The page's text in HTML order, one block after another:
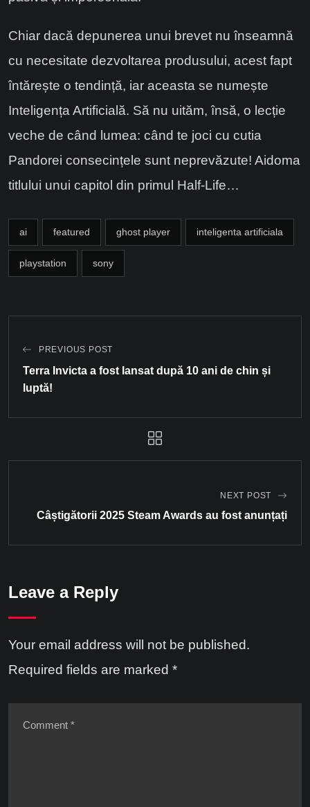
Chiar dacă depunerea unui brevet nu înseamnă
cu necesitate dezvoltarea produsului, acest fapt
întărește o tendință, iar aceasta se numește
Inteligența Artificială. Să nu uităm, însă, o lecție
veche de când lumea: când te joci cu cutia
Pandorei consecințele sunt neprevăzute! Aidoma
titlului unui capitol din primul Half-Life…
ai featured ghost player inteligenta artificiala
playstation sony
PREVIOUS POST
Terra Invicta a fost lansat după 10 ani de chin și
luptă!
NEXT POST
Câștigătorii 2025 Steam Awards au fost anunțați
Leave a Reply
Your email address will not be published.
Required fields are marked *